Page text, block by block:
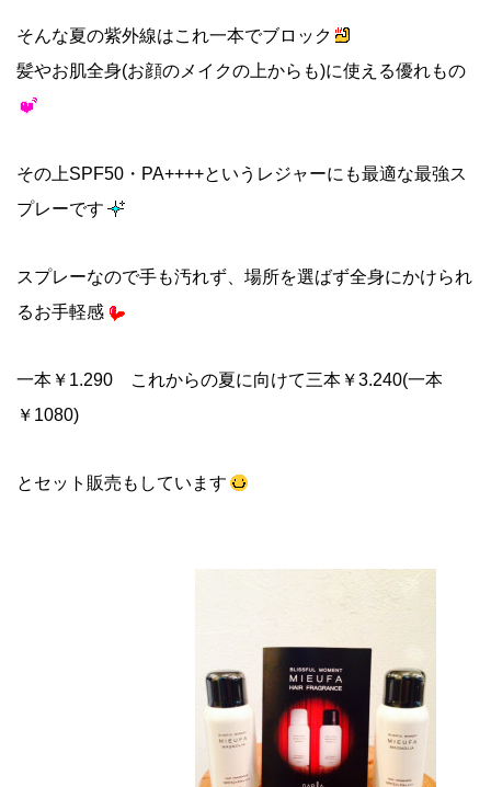
そんな夏の紫外線はこれ一本でブロック
髪やお肌全身(お顔のメイクの上からも)に使える優れもの
その上SPF50・PA++++というレジャーにも最適な最強ス
プレーです
スプレーなので手も汚れず、場所を選ばず全身にかけられ
るお手軽感
一本￥1.290 これからの夏に向けて三本￥3.240(一本
￥1080)
とセット販売もしています